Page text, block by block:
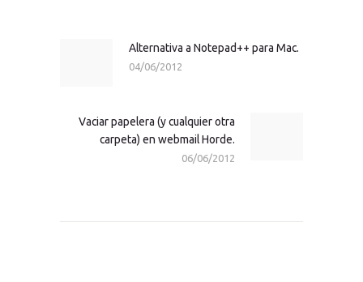
entradasPrevious
post:
Alternativa a Notepad++ para Mac.
04/06/2012
Vaciar papelera (y cualquier otra
carpeta) en webmail Horde.
06/06/2012